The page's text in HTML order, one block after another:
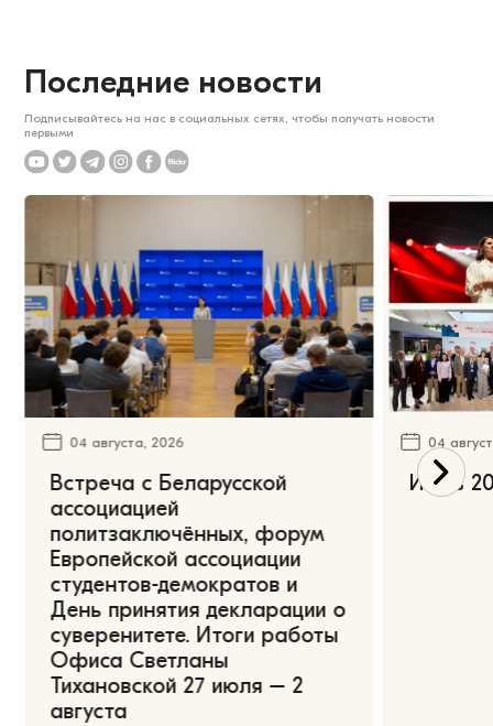
Последние новости
Подписывайтесь на нас в социальных сетях, чтобы получать новости
первыми
04 августа, 2026
Встреча с Беларусской
ассоциацией
политзаключённых, форум
Европейской ассоциации
студентов-демократов и
День принятия декларации о
суверенитете. Итоги работы
Офиса Светланы
Тихановской 27 июля – 2
августа
04
Июль